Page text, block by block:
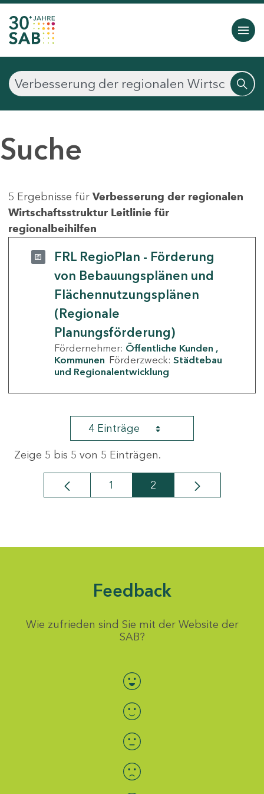
Suche
5 Ergebnisse für Verbesserung der regionalen
Wirtschaftsstruktur Leitlinie für
regionalbeihilfen
FRL RegioPlan - Förderung
von Bebauungsplänen und
Flächennutzungsplänen
(Regionale
Planungsförderung)
Fördernehmer: Öffentliche Kunden
Kommunen Förderzweck: Städtebau
und Regionalentwicklung
4 Einträge
Zeige 5 bis 5 von 5 Einträgen.
Seite
1 Seite
2
Feedback
Wie zufrieden sind Sie mit der Website der
SAB?
Bewertung auswählen